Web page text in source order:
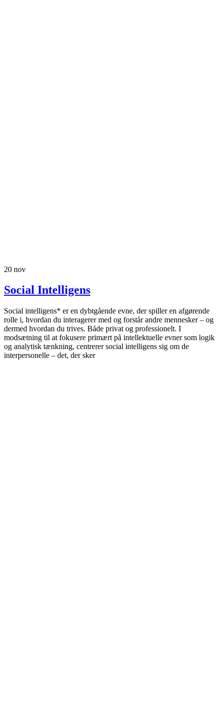
20 nov
Social Intelligens
Social intelligens* er en dybtgående evne, der spiller en afgørende
rolle i, hvordan du interagerer med og forstår andre mennesker – og
dermed hvordan du trives. Både privat og professionelt. I
modsætning til at fokusere primært på intellektuelle evner som logik
og analytisk tænkning, centrerer social intelligens sig om de
interpersonelle – det, der sker